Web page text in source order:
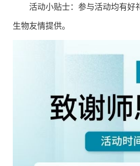
活动小贴士：参与活动均有好
生物友情提供。